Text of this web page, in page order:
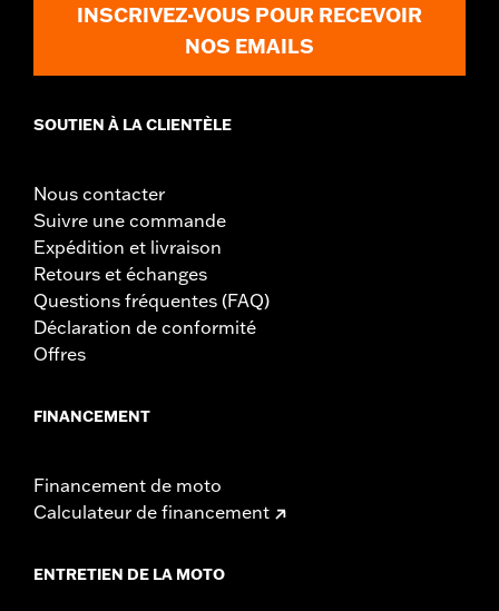
INSCRIVEZ-VOUS POUR RECEVOIR
NOS EMAILS
SOUTIEN À LA CLIENTÈLE
Nous contacter
Suivre une commande
Expédition et livraison
Retours et échanges
Questions fréquentes (FAQ)
Déclaration de conformité
Offres
FINANCEMENT
Financement de moto
Calculateur de financement
ENTRETIEN DE LA MOTO